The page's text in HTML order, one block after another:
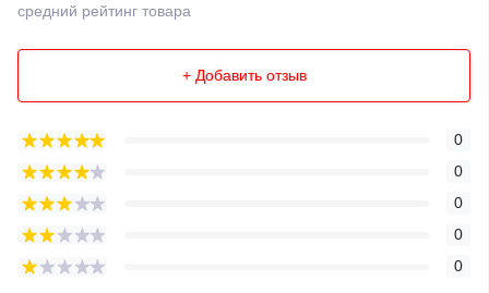
средний рейтинг товара
+ Добавить отзыв
0
0
0
0
0